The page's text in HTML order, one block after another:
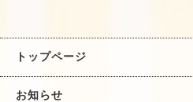
トップページ
お知らせ